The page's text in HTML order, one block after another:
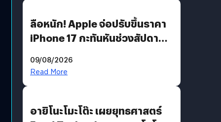
ลือหนัก! Apple จ่อปรับขึ้นราคา
iPhone 17 กะทันหันช่วงสัปดาห์ที่
09/08/2026
Read More
อายิโนะโมะโต๊ะ เผยยุทธศาสตร์